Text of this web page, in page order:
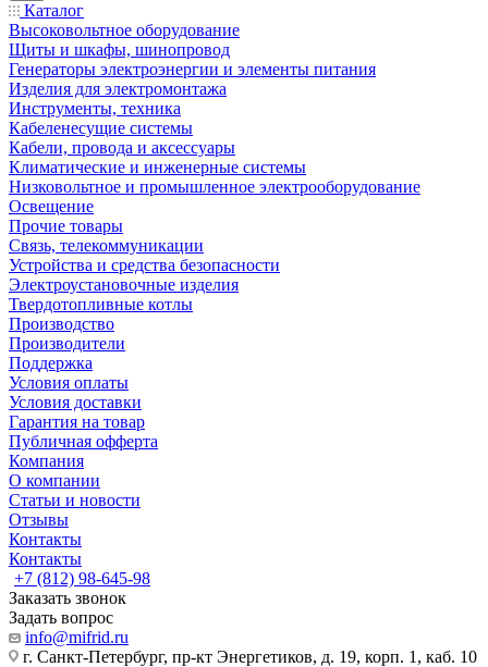
Каталог
Высоковольтное оборудование
Щиты и шкафы, шинопровод
Генераторы электроэнергии и элементы питания
Изделия для электромонтажа
Инструменты, техника
Кабеленесущие системы
Кабели, провода и аксессуары
Климатические и инженерные системы
Низковольтное и промышленное электрооборудование
Освещение
Прочие товары
Связь, телекоммуникации
Устройства и средства безопасности
Электроустановочные изделия
Твердотопливные котлы
Производство
Производители
Поддержка
Условия оплаты
Условия доставки
Гарантия на товар
Публичная офферта
Компания
О компании
Статьи и новости
Отзывы
Контакты
Контакты
+7 (812) 98-645-98
Заказать звонок
Задать вопрос
info@mifrid.ru
г. Санкт-Петербург, пр-кт Энергетиков, д. 19, корп. 1, каб. 10